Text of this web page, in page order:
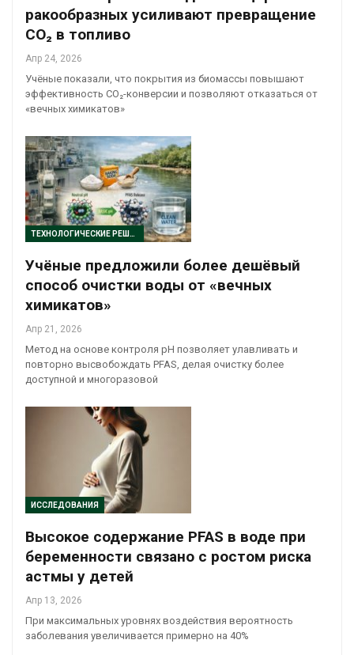
ракообразных усиливают превращение
CO₂ в топливо
Апр 24, 2026
Учёные показали, что покрытия из биомассы повышают
эффективность CO₂-конверсии и позволяют отказаться от
«вечных химикатов»
ТЕХНОЛОГИЧЕСКИЕ РЕШЕНИЯ
Учёные предложили более дешёвый
способ очистки воды от «вечных
химикатов»
Апр 21, 2026
Метод на основе контроля pH позволяет улавливать и
повторно высвобождать PFAS, делая очистку более
доступной и многоразовой
ИССЛЕДОВАНИЯ
Высокое содержание PFAS в воде при
беременности связано с ростом риска
астмы у детей
Апр 13, 2026
При максимальных уровнях воздействия вероятность
заболевания увеличивается примерно на 40%